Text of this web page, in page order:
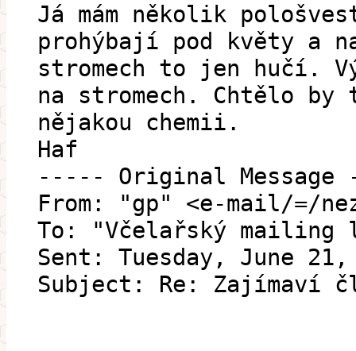
Já mám několik
prohýbají pod květy a
stromech to jen hučí.
na stromech. Chtělo by
nějakou chemii.
Haf
----- Original
From: "gp" <e-mail/=/
To: "Včelařský
Sent: Tuesday, June 21,
Subject: Re: Zajímaví